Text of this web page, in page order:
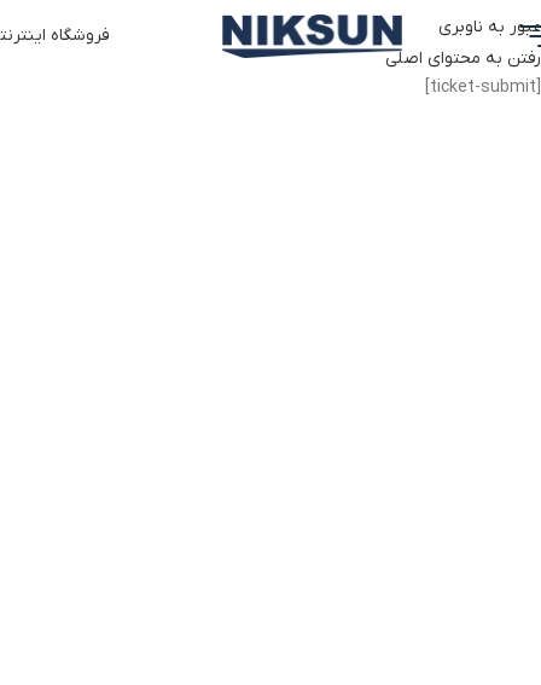
عبور به ناوبری
رفتن به محتوای اصلی
فروشگاه
[ticket-submit]